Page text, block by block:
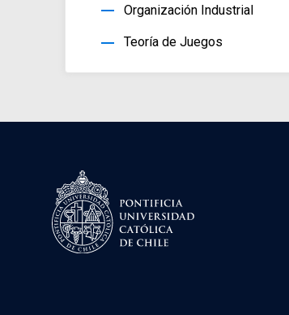
horizontal_rule Organización Industrial
horizontal_rule Teoría de Juegos